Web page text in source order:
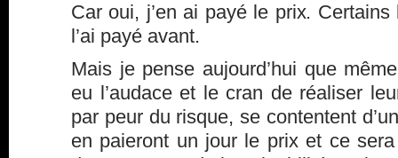
Car oui, j’en ai payé le prix.
l’ai payé avant.
Mais je pense aujourd’hui que
eu l’audace et le cran de réaliser
par peur du risque, se contentent
en paieront un jour le prix et ce